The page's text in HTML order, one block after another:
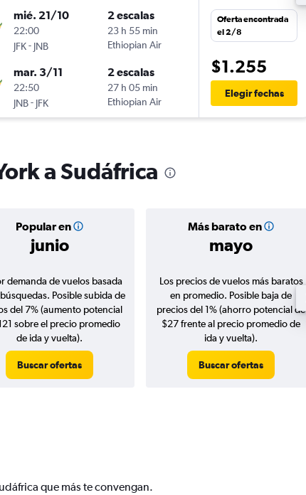
mié. 21/10
22:00
JFK- JNB
2 escalas
23 h 55 min
Ethiopian Air
mar. 3/11
22:50
JNB- JFK
2 escalas
27 h 05 min
Ethiopian Air
Oferta encontrada
el 2/8
$1.255
Elegir fechas
a Sudáfrica
Popular en
junio
Más barato en
mayo
demanda de vuelos basada
Posible subida de
del 7% (aumento potencial
sobre el precio promedio
de ida y vuelta).
Buscar ofertas
Los precios de vuelos más baratos
en promedio. Posible baja de
precios del 1% (ahorro potencial de
$27 frente al precio promedio de
ida y vuelta).
Buscar ofertas
que más te convengan.